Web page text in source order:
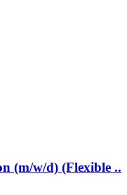
(m/w/d) (Flexible ..